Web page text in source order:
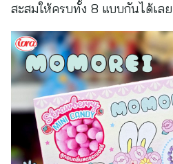
สะสมให้ครบทั้ง 8 แบบกันได้เล